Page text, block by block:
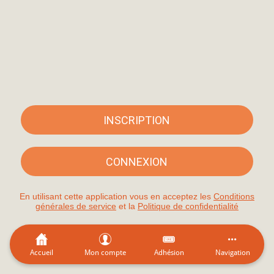
INSCRIPTION
CONNEXION
En utilisant cette application vous en acceptez les Conditions
générales de service et la Politique de confidentialité
Accueil Mon compte Adhésion Navigation